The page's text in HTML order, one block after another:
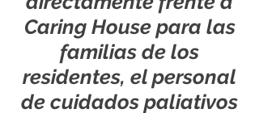
Caring House para las
familias de los
residentes, el personal
de cuidados paliativos